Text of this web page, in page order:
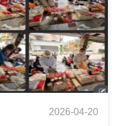
2026-04-20